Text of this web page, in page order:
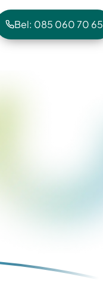
Bel: 085 060 70 65